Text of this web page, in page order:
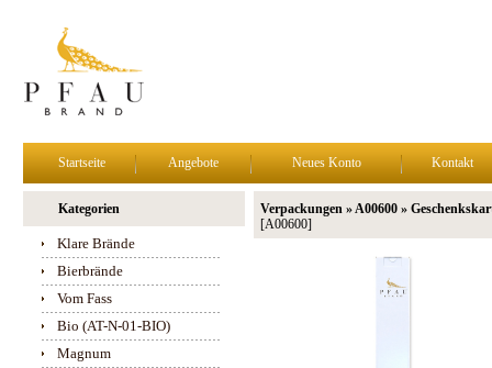
Startseite Angebote Neues Konto Kontakt
Kategorien
Klare Brände
Bierbrände
Vom Fass
Bio (AT-N-01-BIO)
Magnum
Verpackungen » A00600 »
[A00600]